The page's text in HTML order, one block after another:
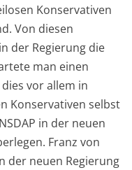
Konservativen
Von diesen
der Regierung die
man einen
vor allem in
Konservativen selbst
in der neuen
Franz von
der neuen Regierung